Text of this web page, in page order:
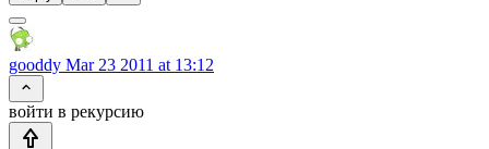
gooddy Mar 23 2011 at 13:12
войти в рекурсию